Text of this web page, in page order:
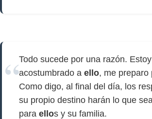
Todo sucede por una razón. Estoy
acostumbrado a ello, me preparo
Como digo, al final del día, los
su propio destino harán lo que
para ellos y su familia.